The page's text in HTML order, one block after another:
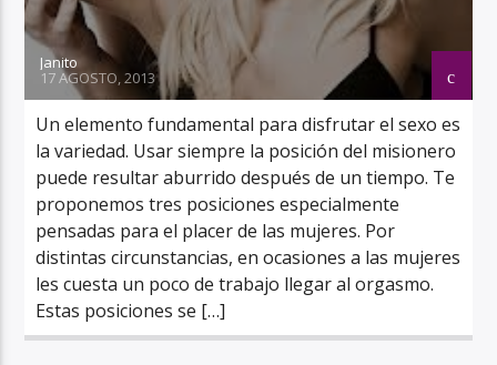
Janito
17 AGOSTO, 2013
Un elemento fundamental para disfrutar el sexo es
la variedad. Usar siempre la posición del misionero
puede resultar aburrido después de un tiempo. Te
proponemos tres posiciones especialmente
pensadas para el placer de las mujeres. Por
distintas circunstancias, en ocasiones a las mujeres
les cuesta un poco de trabajo llegar al orgasmo.
Estas posiciones se […]